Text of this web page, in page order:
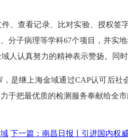
查看记录、比对实验、授权签
分子病理等学科67个项目，并实
人认真努力的精神表示赞扬。同
继上海金域通过CAP认可后社
于把最优质的检测服务奉献给全
下一篇：南昌日报丨引进国内权